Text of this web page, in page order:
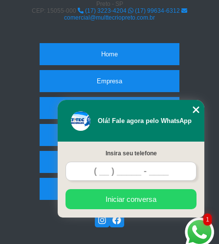
Preto - SP
CEP: 15055-000
(17) 3223-4204
(17) 99634-6312
comercial@multtecriopreto.com.br
Home
Empresa
Contato
Mapa do site
1
Olá! Fale agora pelo WhatsApp
Insira seu telefone
Iniciar conversa